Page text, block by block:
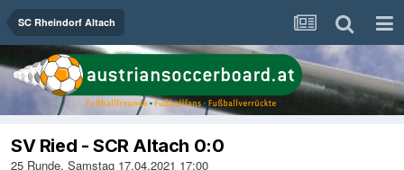
SC Rheindorf Altach
SV Ried - SCR Altach 0:0
25 Runde, Samstag 17.04.2021 17:00